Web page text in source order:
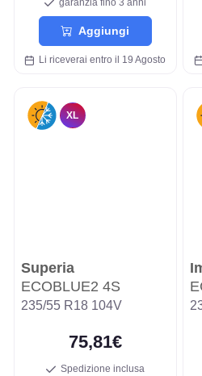
garanzia fino 3 anni
Aggiungi
Li riceverai entro il 19 Agosto
XL
Superia
ECOBLUE2 4S
235/55 R18 104V
75,81€
Spedizione inclusa